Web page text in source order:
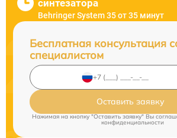
синтезатора
Behringer System 35 от 35 минут
Бесплатная консультация
специалистом
Оставить заявку
Нажимая на кнопку "Оставить заявку" Вы
конфиденциальности